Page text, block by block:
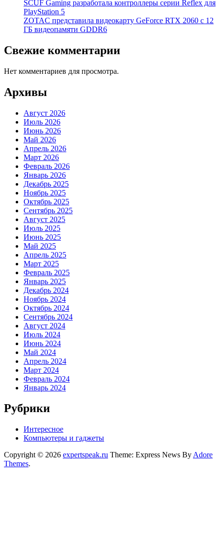
SCUF Gaming разработала контроллеры серии Reflex для
PlayStation 5
ZOTAC представила видеокарту GeForce RTX 2060 с 12
ГБ видеопамяти GDDR6
Свежие комментарии
Нет комментариев для просмотра.
Архивы
Август 2026
Июль 2026
Июнь 2026
Май 2026
Апрель 2026
Март 2026
Февраль 2026
Январь 2026
Декабрь 2025
Ноябрь 2025
Октябрь 2025
Сентябрь 2025
Август 2025
Июль 2025
Июнь 2025
Май 2025
Апрель 2025
Март 2025
Февраль 2025
Январь 2025
Декабрь 2024
Ноябрь 2024
Октябрь 2024
Сентябрь 2024
Август 2024
Июль 2024
Июнь 2024
Май 2024
Апрель 2024
Март 2024
Февраль 2024
Январь 2024
Рубрики
Интересное
Компьютеры и гаджеты
Copyright © 2026 expertspeak.ru Theme: Express News By Adore
Themes.